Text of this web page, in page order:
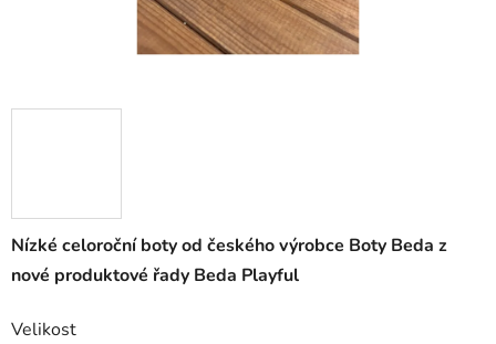
Nízké celoroční boty od českého výrobce Boty Beda z
nové produktové řady Beda Playful
Velikost